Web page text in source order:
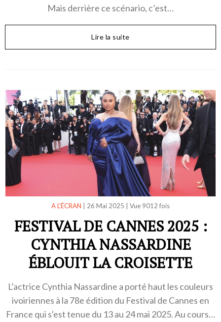
Mais derrière ce scénario, c’est…
Lire la suite
A L'ÉCRAN 26 Mai 2025 Vue 9012 fois
FESTIVAL DE CANNES 2025 :
CYNTHIA NASSARDINE
ÉBLOUIT LA CROISETTE
L’actrice Cynthia Nassardine a porté haut les couleurs
ivoiriennes à la 78e édition du Festival de Cannes en
France qui s'est tenue du 13 au 24 mai 2025. Au cours…